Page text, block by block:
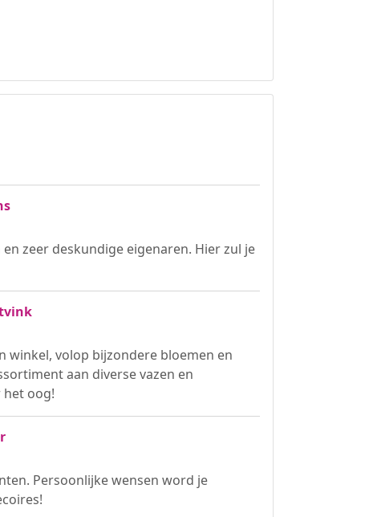
zeer deskundige eigenaren. Hier zul je
winkel, volop bijzondere bloemen en
aan diverse vazen en
oog!
Persoonlijke wensen word je